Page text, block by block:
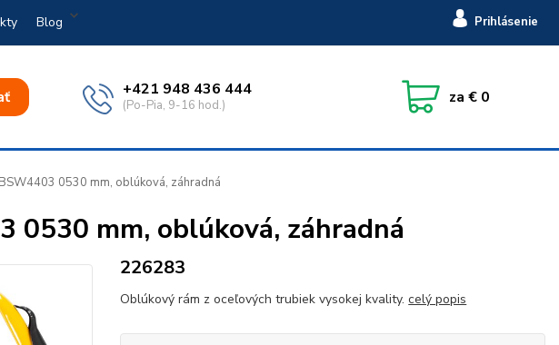
Blog Prihlásenie
+421 948 436 444
(Po-Pia, 9-16 hod.) za € 0
0530 mm, oblúková, záhradná
0530 mm, oblúková, záhradná
226283
Oblúkový rám z oceľových trubiek vysokej kvality.celý popis